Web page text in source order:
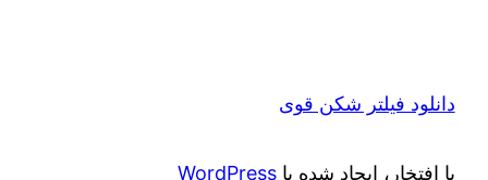
دانلود فیلتر شکن قوی
با افتخار، ایجاد شده باWordPress